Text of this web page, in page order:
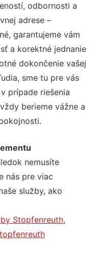
odbornosti a
adrese –
garantujeme vám
a korektné jednanie
dokončenie vašej
sme tu pre vás
prípade riešenia
berieme vážne a
nemusíte
nás pre viac
služby, ako
Stopfenreuth,